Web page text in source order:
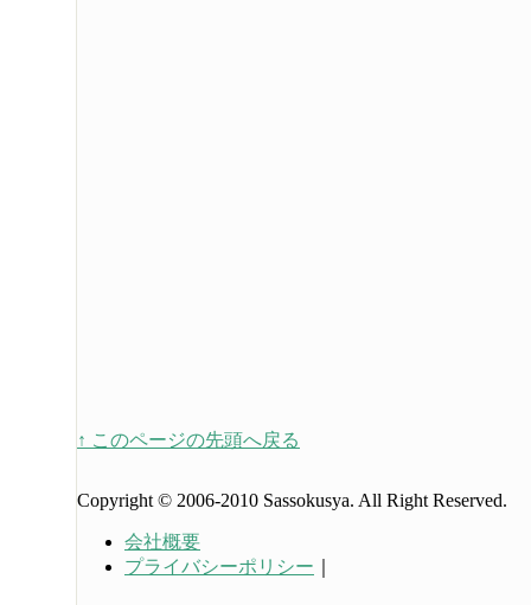
↑ このページの先頭へ戻る
Copyright © 2006-2010 Sassokusya. All Right Reserved.
会社概要
プライバシーポリシー